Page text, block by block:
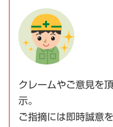
クレームやご意見を
示。
ご指摘には即時誠意